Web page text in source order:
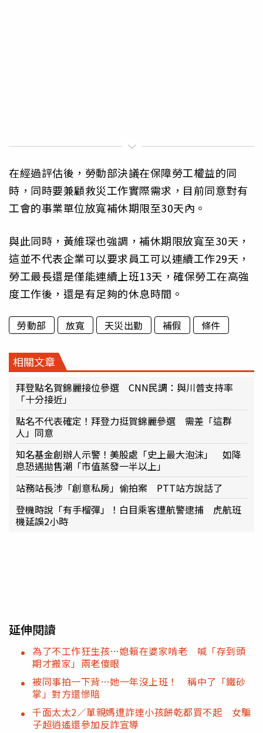
在經過評估後，勞動部決議在保障勞工權益的同
時，同時要兼顧救災工作實際需求，目前同意對有
工會的事業單位放寬補休期限至30天內。
與此同時，黃維琛也強調，補休期限放寬至30天，
這並不代表企業可以要求員工可以連續工作29天，
勞工最長還是僅能連續上班13天，確保勞工在高強
度工作後，還是有足夠的休息時間。
勞動部 放寬 天災出勤 補假 條件
相關文章
拜登點名賀錦麗接位參選 CNN民調：與川普支持率
「十分接近」
點名不代表確定！拜登力挺賀錦麗參選 需差「這群
人」同意
知名基金創辦人示警！美股處「史上最大泡沫」 如降
息恐遇拋售潮「市值蒸發一半以上」
站務站長涉「創意私房」偷拍案 PTT站方說話了
登機時說「有手榴彈」！白目乘客遭航警逮捕 虎航班
機延誤2小時
延伸閱讀
為了不工作狂生孩…媳賴在婆家啃老 喊「存到頭
期才搬家」兩老傻眼
被同事拍一下背…她一年沒上班！ 稱中了「鐵砂
掌」對方還慘賠
千面太太2／單親媽遭詐連小孩餅乾都買不起 女騙
子超逍遙還參加反詐宣導